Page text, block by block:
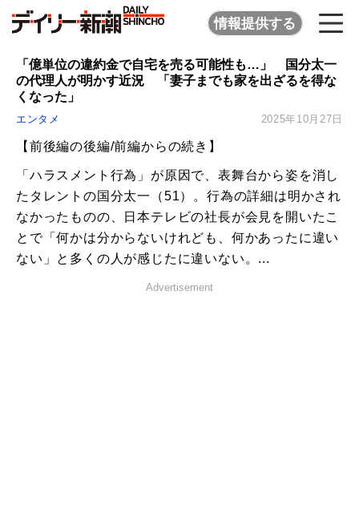
情報提供する
「億単位の違約金で自宅を売る可能性も…」 国分太一
の代理人が明かす近況 「妻子までも家を出ざるを得な
くなった」
エンタメ 2025年10月27日
【前後編の後編/前編からの続き】
「ハラスメント行為」が原因で、表舞台から姿を消し
たタレントの国分太一（51）。行為の詳細は明かされ
なかったものの、日本テレビの社長が会見を開いたこ
とで「何かは分からないけれども、何かあったに違い
ない」と多くの人が感じたに違いない。...
Advertisement